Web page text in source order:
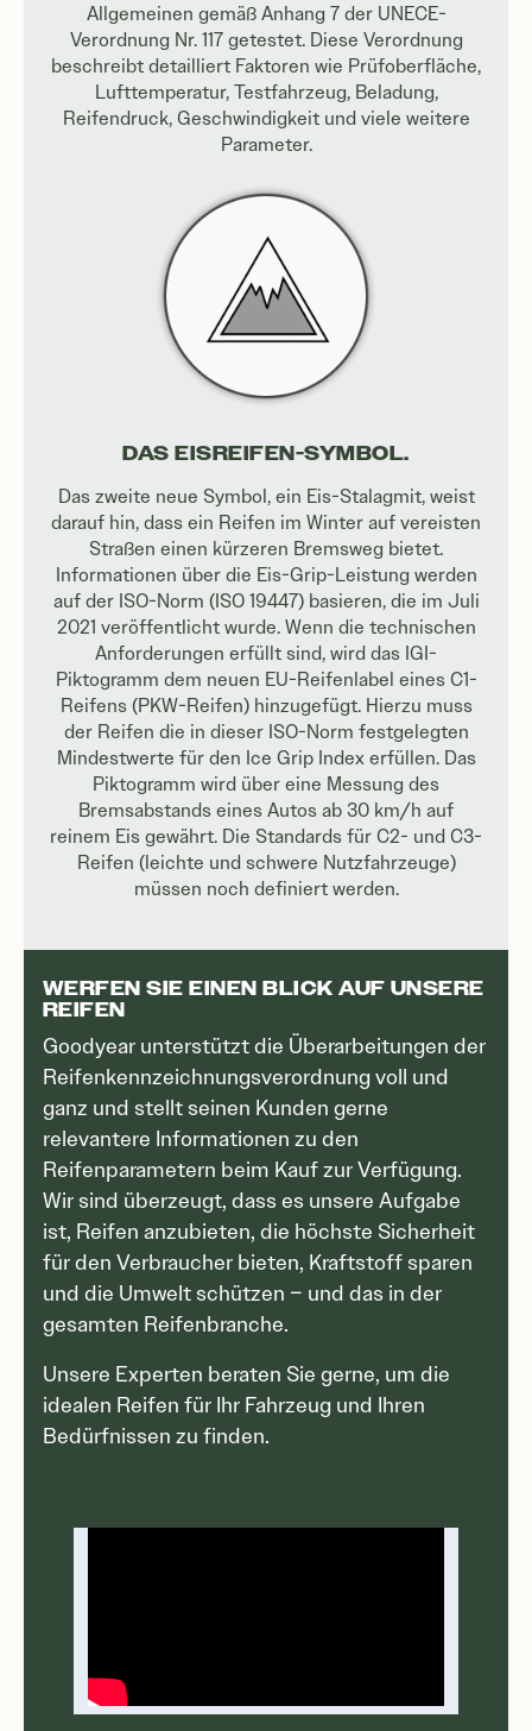
Allgemeinen gemäß Anhang 7 der UNECE-
Verordnung Nr. 117 getestet. Diese Verordnung
beschreibt detailliert Faktoren wie Prüfoberfläche,
Lufttemperatur, Testfahrzeug, Beladung,
Reifendruck, Geschwindigkeit und viele weitere
Parameter.
DAS EISREIFEN-SYMBOL.
Das zweite neue Symbol, ein Eis-Stalagmit, weist
darauf hin, dass ein Reifen im Winter auf vereisten
Straßen einen kürzeren Bremsweg bietet.
Informationen über die Eis-Grip-Leistung werden
auf der ISO-Norm (ISO 19447) basieren, die im Juli
2021 veröffentlicht wurde. Wenn die technischen
Anforderungen erfüllt sind, wird das IGI-
Piktogramm dem neuen EU-Reifenlabel eines C1-
Reifens (PKW-Reifen) hinzugefügt. Hierzu muss
der Reifen die in dieser ISO-Norm festgelegten
Mindestwerte für den Ice Grip Index erfüllen. Das
Piktogramm wird über eine Messung des
Bremsabstands eines Autos ab 30 km/h auf
reinem Eis gewährt. Die Standards für C2- und C3-
Reifen (leichte und schwere Nutzfahrzeuge)
müssen noch definiert werden.
WERFEN SIE EINEN BLICK AUF UNSERE
REIFEN
Goodyear unterstützt die Überarbeitungen der
Reifenkennzeichnungsverordnung voll und
ganz und stellt seinen Kunden gerne
relevantere Informationen zu den
Reifenparametern beim Kauf zur Verfügung.
Wir sind überzeugt, dass es unsere Aufgabe
ist, Reifen anzubieten, die höchste Sicherheit
für den Verbraucher bieten, Kraftstoff sparen
und die Umwelt schützen – und das in der
gesamten Reifenbranche.
Unsere Experten beraten Sie gerne, um die
idealen Reifen für Ihr Fahrzeug und Ihren
Bedürfnissen zu finden.